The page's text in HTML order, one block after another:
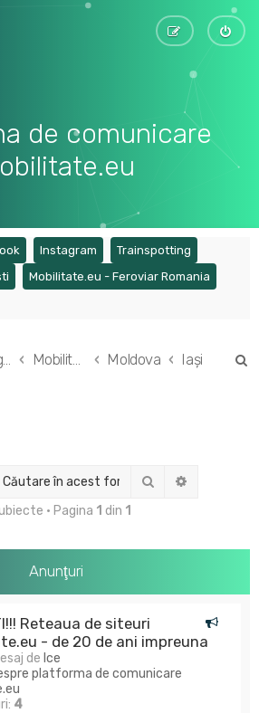
de comunicare
tab)
(Opens a new tab)
Instagram (Opens a new tab)
Trainspotting
(Opens a new tab)
Mobilitate.eu - Feroviar Romania
Prima pagină Mobilitatea în regiunile din România Moldova Iași
Căutare
• Pagina 1 din 1
Anunţuri
Reteaua de siteuri
- de 20 de ani impreuna
de Ice
platforma de comunicare
4